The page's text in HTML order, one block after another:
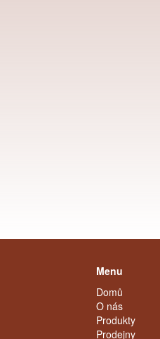
Menu
Domů
O nás
Produkty
Prodejny